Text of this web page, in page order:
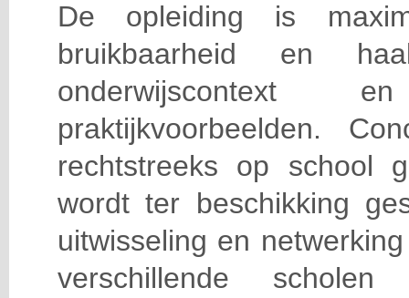
De opleiding is
bruikbaarheid en
praktijkvoorbeelden.
rechtstreeks op school
wordt ter beschikking
uitwisseling en
verschillende scholen